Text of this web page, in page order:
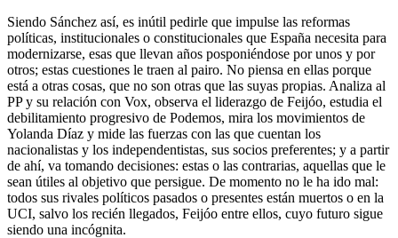
Siendo Sánchez así, es inútil pedirle que impulse las reformas
políticas, institucionales o constitucionales que España necesita para
modernizarse, esas que llevan años posponiéndose por unos y por
otros; estas cuestiones le traen al pairo. No piensa en ellas porque
está a otras cosas, que no son otras que las suyas propias. Analiza al
PP y su relación con Vox, observa el liderazgo de Feijóo, estudia el
debilitamiento progresivo de Podemos, mira los movimientos de
Yolanda Díaz y mide las fuerzas con las que cuentan los
nacionalistas y los independentistas, sus socios preferentes; y a partir
de ahí, va tomando decisiones: estas o las contrarias, aquellas que le
sean útiles al objetivo que persigue. De momento no le ha ido mal:
todos sus rivales políticos pasados o presentes están muertos o en la
UCI, salvo los recién llegados, Feijóo entre ellos, cuyo futuro sigue
siendo una incógnita.